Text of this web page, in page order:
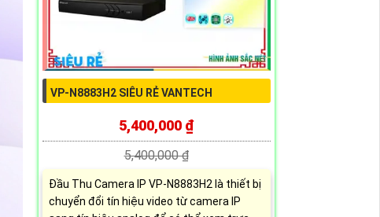
VP-N8883H2 SIÊU RẺ VANTECH
5,400,000 ₫
5,400,000 ₫
Đầu Thu Camera IP VP-N8883H2 là thiết bị
chuyển đổi tín hiệu video từ camera IP